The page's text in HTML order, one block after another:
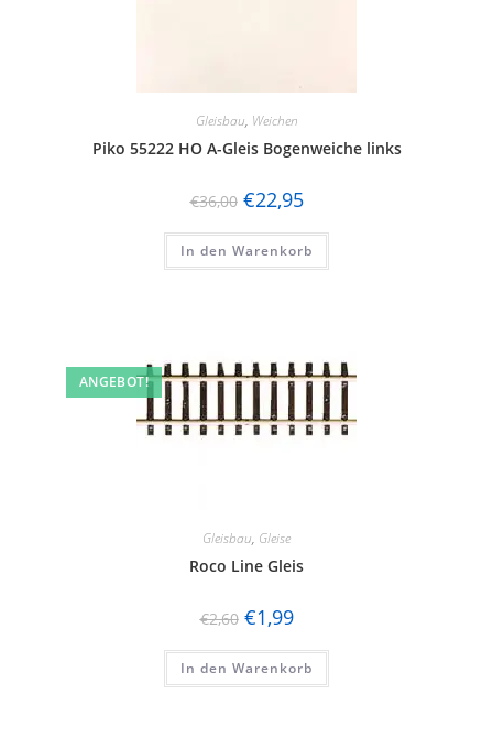
Gleisbau, Weichen
Piko 55222 HO A-Gleis Bogenweiche links
€36,00 €22,95
In den Warenkorb
ANGEBOT!
Gleisbau, Gleise
Roco Line Gleis
€2,60 €1,99
In den Warenkorb